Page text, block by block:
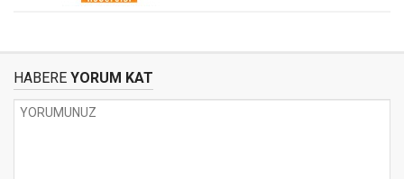
HABERE YORUM KAT